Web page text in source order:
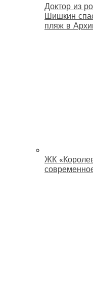
Доктор из
Шишкин
пляж в
ЖК